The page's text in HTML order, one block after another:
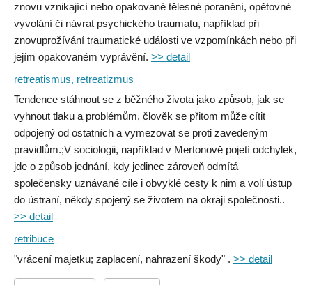
znovu vznikající nebo opakované tělesné poranění, opětovné
vyvolání či návrat psychického traumatu, například při
znovuprožívání traumatické události ve vzpomínkách nebo při
jejím opakovaném vyprávění. >> detail
retreatismus, retreatizmus
Tendence stáhnout se z běžného života jako způsob, jak se
vyhnout tlaku a problémům, člověk se přitom může cítit
odpojený od ostatních a vymezovat se proti zavedeným
pravidlům.;V sociologii, například v Mertonově pojetí odchylek,
jde o způsob jednání, kdy jedinec zároveň odmítá
společensky uznávané cíle i obvyklé cesty k nim a volí ústup
do ústraní, někdy spojený se životem na okraji společnosti..
>> detail
retribuce
"vrácení majetku; zaplacení, nahrazení škody" . >> detail